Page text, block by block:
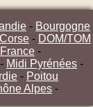
- Bourgogne
Corse - DOM/TOM
France -
- Midi Pyrénées -
- Poitou
Alpes -